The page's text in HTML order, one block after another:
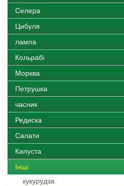
Селера
Цибуля
лампа
Кольрабі
Морква
Петрушка
часник
Редиска
Салати
Капуста
Іншi
кукурудза